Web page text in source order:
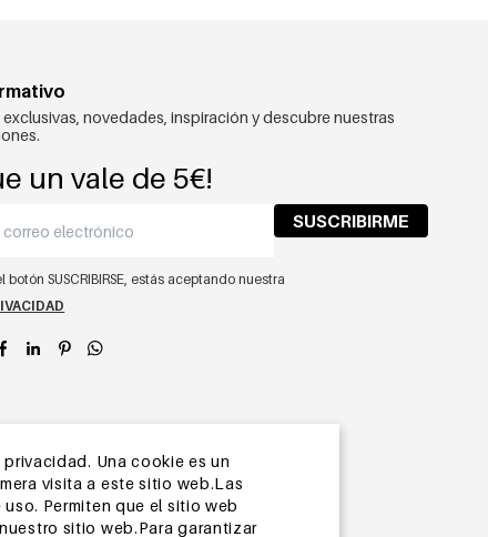
Una cookie es un
visita a este sitio web.Las
Permiten que el sitio web
sitio web.Para garantizar
novedades, inspiración y descubre nuestras
un vale de 5€!
SUSCRIBIRME
SUSCRIBIRSE, estás aceptando nuestra